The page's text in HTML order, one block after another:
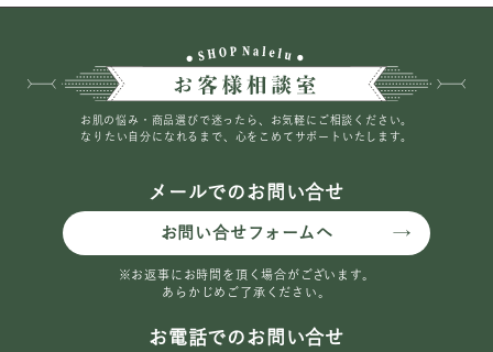
お肌の悩み・商品選びで迷ったら、お気軽にご相談ください。
なりたい自分になれるまで、心をこめてサポートいたします。
メールでのお問い合せ
お問い合せフォームへ
※お返事にお時間を頂く場合がございます。
あらかじめご了承ください。
お電話でのお問い合せ